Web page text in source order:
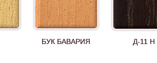
БУК БАВАРИЯ Д-11 Н